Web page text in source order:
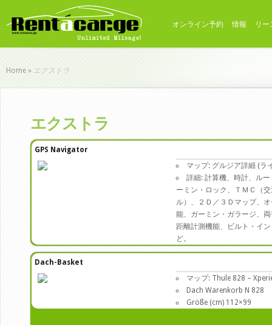
オンライン予約 情報 リー
Home » エクストラ
エクストラ
GPS Navigator
マップ: グルジア詳細 (ラ
詳細: 計算機、時計、ル
ーミン・ロック、ＴＭＣ（
ル）、２Ｄ／３Ｄマップ、
能、ガーミン・ガラージ、
距離計測機能、ビルト・イ
ど。
Dach-Basket
マップ: Thule 828 –
Dach Warenkorb N 828
Größe (cm) 112×99